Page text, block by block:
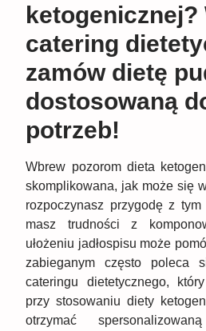
ketogenicznej?
catering
zamów dietę
dostosowaną
potrzeb!
Wbrew pozorom dieta
skomplikowana, jak może się
rozpoczynasz przygodę z
masz trudności z
ułożeniu jadłospisu może
zabieganym często poleca
cateringu dietetycznego,
przy stosowaniu diety
otrzymać